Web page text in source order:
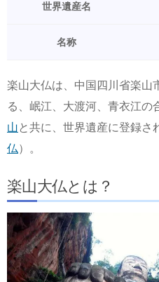
世界遺産名
名称
楽山大仏は、中国四川省楽山
る、岷江、大渡河、青衣江の
山 と共に、世界遺産に登録さ
仏）。
楽山大仏とは？